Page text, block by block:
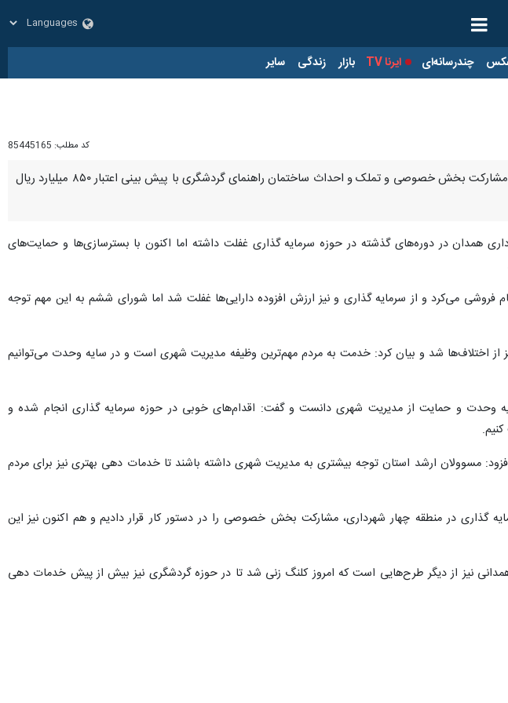
چندرسانه‌ای ایرنا TV بازار زندگی سایر
کد مطلب: 85445165
همدان- ایرنا- عملیات اجرایی ۲ طرح گردشگری شامل احداث ساختمان تجاری با مشارکت بخش خصوصی و تملک و احداث ساختمان راهنمای گردشگری با پیش بینی اعتبار ۸۵۰ میلیارد ریال
همدان در دوره‌های گذشته در حوزه سرمایه گذاری غفلت داشته اما اکنون با بسترسازی‌ها و حمایت‌های
می‌کرد و از سرمایه گذاری و نیز ارزش افزوده دارایی‌ها غفلت شد اما شورای ششم به این مهم توجه
اختلاف‌ها شد و بیان کرد: خدمت به مردم مهم‌ترین وظیفه مدیریت شهری است و در سایه وحدت می‌توانیم
وحدت و حمایت از مدیریت شهری دانست و گفت: اقدام‌های خوبی در حوزه سرمایه گذاری انجام شده و
مسوولان ارشد استان توجه بیشتری به مدیریت شهری داشته باشند تا خدمات دهی بهتری نیز برای مردم
گذاری در منطقه چهار شهرداری، مشارکت بخش خصوصی را در دستور کار قرار دادیم و هم اکنون نیز این
نیز از دیگر طرح‌هایی است که امروز کلنگ زنی شد تا در حوزه گردشگری نیز بیش از پیش خدمات دهی